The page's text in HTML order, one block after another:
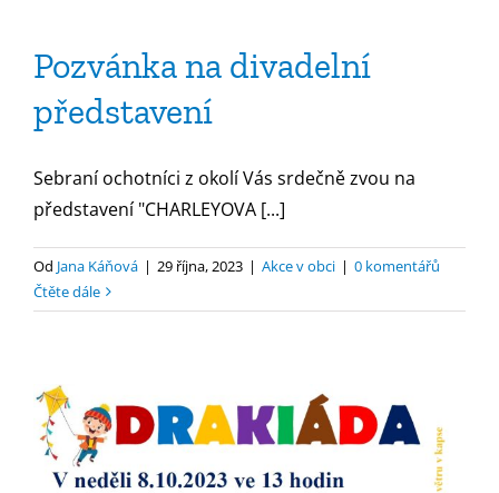
Pozvánka na divadelní
představení
Sebraní ochotníci z okolí Vás srdečně zvou na
představení "CHARLEYOVA [...]
Od Jana Káňová | 29 října, 2023 | Akce v obci | 0 komentářů
Čtěte dále